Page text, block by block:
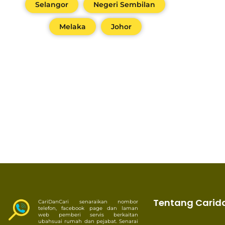
Selangor Negeri Sembilan
Melaka Johor
CariDanCari senaraikan nombor
telefon, facebook page dan laman
web pemberi servis berkaitan
ubahsuai rumah dan pejabat. Senarai
Tentang